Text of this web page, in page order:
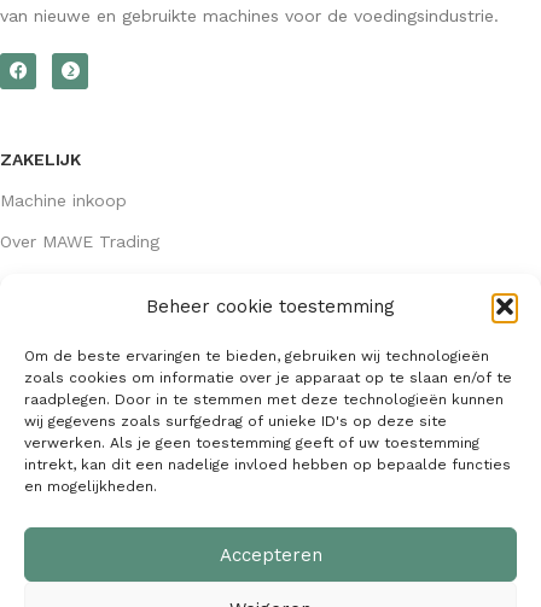
Beheer cookie toestemming
Om de beste ervaringen te bieden, gebruiken wij technologieën
zoals cookies om informatie over je apparaat op te slaan en/of te
raadplegen. Door in te stemmen met deze technologieën kunnen
wij gegevens zoals surfgedrag of unieke ID's op deze site
verwerken. Als je geen toestemming geeft of uw toestemming
intrekt, kan dit een nadelige invloed hebben op bepaalde functies
en mogelijkheden.
Accepteren
van nieuwe en gebruikte machines voor de voedingsindustrie.
ZAKELIJK
Machine inkoop
Over MAWE Trading
Algemene voorwaarden
KVK: 64407667
info@mawetrading.nl
+31 6 53 270 335
| Webdesign: